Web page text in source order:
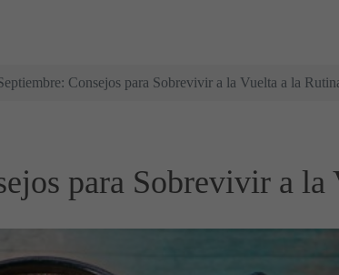
Consejos para Sobrevivir a la Vuelta a la
para Sobrevivir a la